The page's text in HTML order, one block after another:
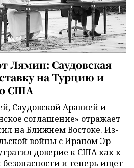
Лямин: Саудовская
на Турцию и
США
Саудовской Аравией и
соглашение» отражает
на Ближнем Востоке. Из-
войны с Ираном Эр-
доверие к США как к
безопасности и теперь ищет